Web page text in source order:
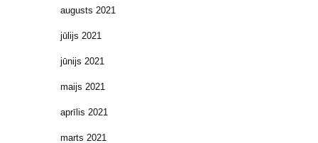
augusts 2021
jūlijs 2021
jūnijs 2021
maijs 2021
aprīlis 2021
marts 2021